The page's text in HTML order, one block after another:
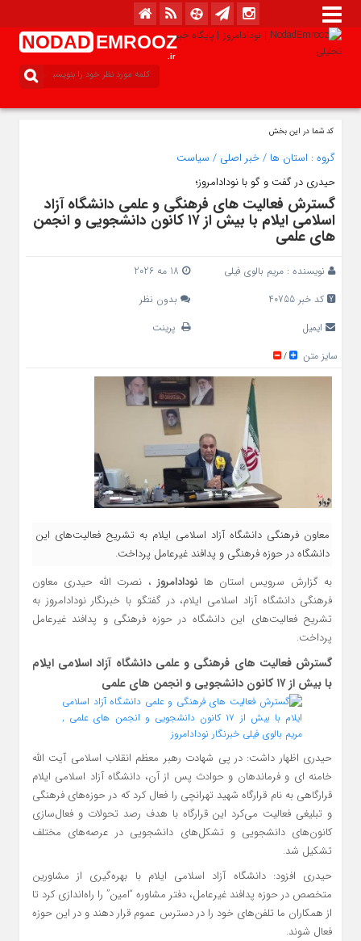
NODAD EMROOZ
.ir
کد شما در این بخش
گروه : استان ها /خبر اصلی / سیاست
حیدری در گفت و گو با نودادامروز؛
گسترش فعالیت‌ های فرهنگی و علمی دانشگاه آزاد
اسلامی ایلام با بیش از ۱۷ کانون دانشجویی و انجمن‌
های علمی
نویسنده : مریم بالوی فیلی
کد خبر 40755
بدون نظر
ایمیل
پرینت
سایز متن
/
معاون فرهنگی دانشگاه آزاد اسلامی ایلام به تشریح فعالیت‌های این
دانشگاه در حوزه فرهنگی و پدافند غیرعامل پرداخت.
به گزارش سرویس استان ها نودادامروز، نصرت الله حیدری معاون
فرهنگی دانشگاه آزاد اسلامی ایلام، در گفتگو با خبرنگار نودادامروز به
تشریح فعالیت‌های این دانشگاه در حوزه فرهنگی و پدافند غیرعامل
پرداخت.
گسترش فعالیت‌ های فرهنگی و علمی دانشگاه آزاد اسلامی ایلام
با بیش از ۱۷ کانون دانشجویی و انجمن‌ های علمی
حیدری اظهار داشت: در پی شهادت رهبر معظم انقلاب اسلامی آیت الله
خامنه ای و فرماندهان و حوادث پس از آن، دانشگاه آزاد اسلامی ایلام
قرارگاهی به نام قرارگاه شهید تهرانچی را فعال کرد که در حوزه‌های فرهنگی
و تبلیغی فعالیت می‌کرد این قرارگاه با هدف رصد تحولات و فعال‌سازی
کانون‌های دانشجویی و تشکل‌های دانشجویی در عرصه‌های مختلف
تشکیل شد.
حیدری افزود: دانشگاه آزاد اسلامی ایلام با بهره‌گیری از مشاورین
متخصص در حوزه پدافند غیرعامل، دفتر مشاوره “امین” را راه‌اندازی کرد تا
از همکاران ما تلفن‌های خود را در دسترس عموم قرار دهند و در این حوزه
فعال شوند.